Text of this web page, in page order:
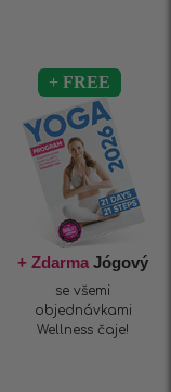
+ Zdarma Jógový
se všemi
objednávkami
Wellness čaje!